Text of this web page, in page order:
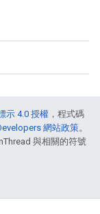
示 4.0 授權 ，程式碼
網站政策。
與相關的符號